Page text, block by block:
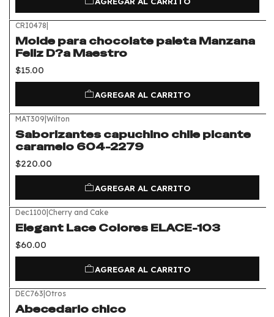
CRI0478
Molde para chocolate paleta Manzana
Feliz D?a Maestro
$15.00
AGREGAR AL CARRITO
MAT309 Wilton
Saborizantes capuchino chile picante
caramelo 604-2279
$220.00
AGREGAR AL CARRITO
Dec1100 Cherry and Cake
Elegant Lace Colores ELACE-103
$60.00
AGREGAR AL CARRITO
DEC763 Otros
Abecedario chico